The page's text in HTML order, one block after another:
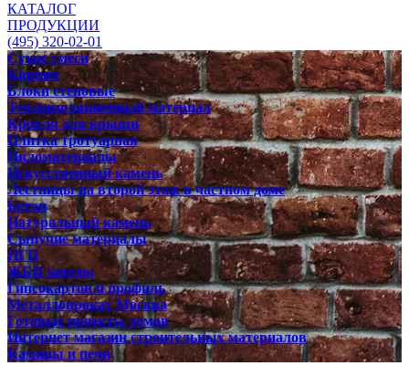
КАТАЛОГ
ПРОДУКЦИИ
(495) 320-02-01
Сухие смеси
Кирпич
Блоки стеновые
Теплоизоляционный материал
Кровля для крыши
Плитка тротуарная
Пиломатериалы
Искусственный камень
Лестницы на второй этаж в частном доме
Бетон
Натуральный камень
Сыпучие материалы
ПГП
ЖБИ заводы
Гипсокартон и профиль
Металлопрокат Москва
Готовые проекты домов
Интернет магазин строительных материалов
Камины и печи